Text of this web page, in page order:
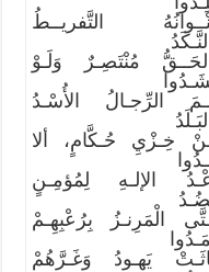
التَّفريــطُ
مُنْتَصِـرٌ وَلَـوْ
الرِّجـالُ الأُسْـدُ
خِـزْيِ حُـكَّامٍ، ألا
الإلـهِ لِمُؤمِـنٍ
الْمَرِنـزُ بِرُعْبِهِـمْ
يَهـودُ وَغَـرَّهُمْ